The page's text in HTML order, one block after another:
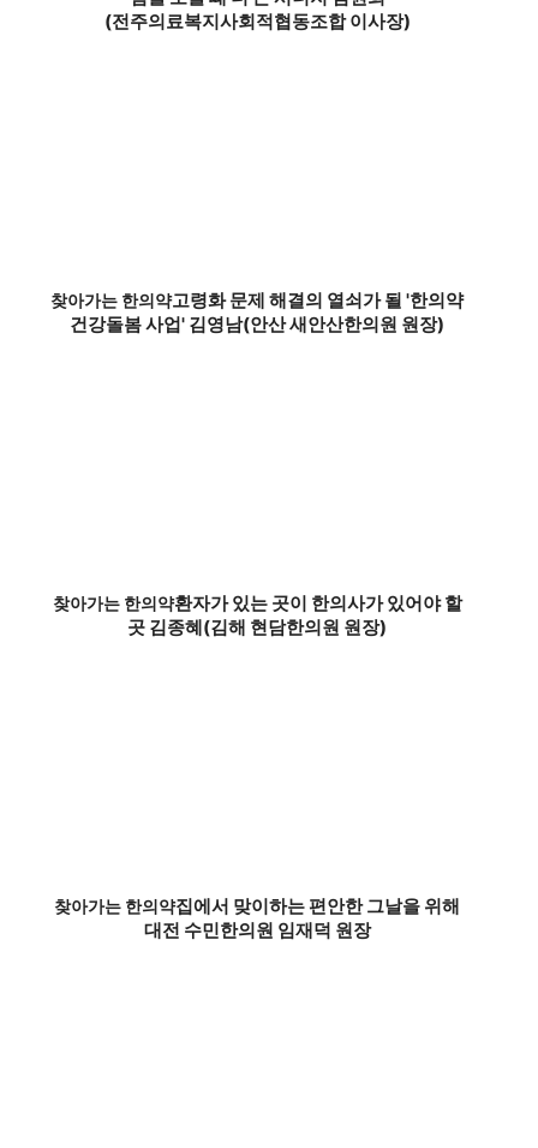
(전주의료복지사회적협동조합 이사장)
찾아가는 한의약고령화 문제 해결의 열쇠가 될 '한의약
건강돌봄 사업' 김영남(안산 새안산한의원 원장)
찾아가는 한의약환자가 있는 곳이 한의사가 있어야 할
곳 김종혜(김해 현담한의원 원장)
찾아가는 한의약집에서 맞이하는 편안한 그날을 위해
대전 수민한의원 임재덕 원장